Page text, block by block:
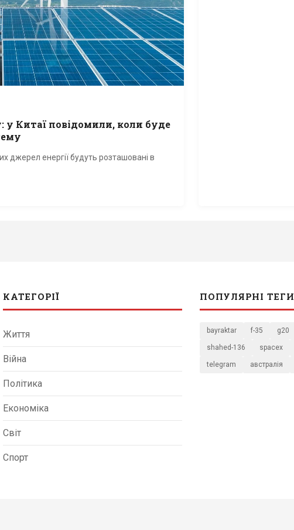
у Китаї повідомили, коли буде
джерел енергії будуть розташовані в
КАТЕГОРІЇ
Життя
Війна
Політика
Економіка
Світ
Спорт
ПОПУЛЯРНІ ТЕГИ
bayraktar f-35 g20
shahed-136 spacex
telegram австралія